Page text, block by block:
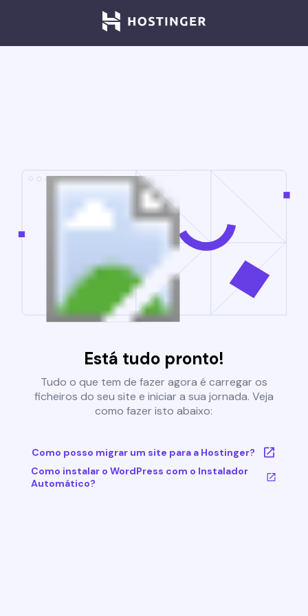
Está tudo pronto!
Tudo o que tem de fazer agora é carregar os
ficheiros do seu site e iniciar a sua jornada. Veja
como fazer isto abaixo:
Como posso migrar um site para a Hostinger?
Como instalar o WordPress com o Instalador
Automático?